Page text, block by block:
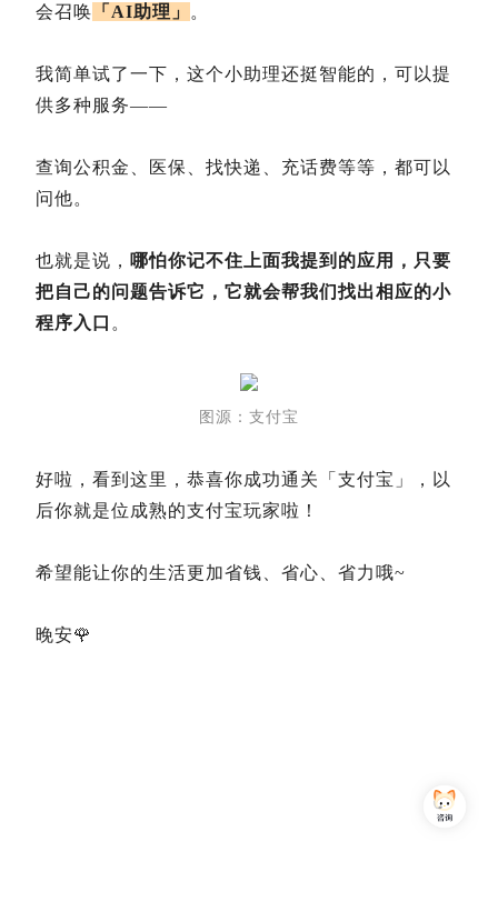
会召唤 「AI助理」 。
我简单试了一下，这个小助理还挺智能的，可以提
供多种服务——
查询公积金、医保、找快递、充话费等等，都可以
问他。
也就是说， 哪怕你记不住上面我提到的应用，只要
把自己的问题告诉它，它就会帮我们找出相应的小
程序入口 。
图源：支付宝
好啦，看到这里，恭喜你成功通关「支付宝」，以
后你就是位成熟的支付宝玩家啦！
希望能让你的生活更加省钱、省心、省力哦~
晚安🌹